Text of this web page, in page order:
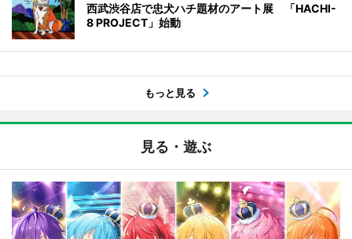
西武渋谷店で忠犬ハチ題材のアート展 「HACHI-
8 PROJECT」始動
もっと見る
見る・遊ぶ